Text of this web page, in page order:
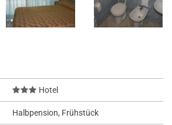
Hotel
Halbpension, Frühstück